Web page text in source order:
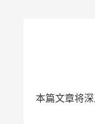
本篇文章将